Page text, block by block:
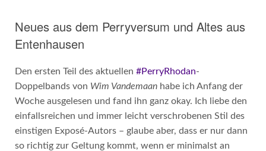
Neues aus dem Perryversum und Altes aus
Entenhausen
Den ersten Teil des aktuellen #PerryRhodan-
Doppelbands von Wim Vandemaanhabe ich Anfang der
Woche ausgelesen und fand ihn ganz okay. Ich liebe den
einfallsreichen und immer leicht verschrobenen Stil des
einstigen Exposé-Autors – glaube aber, dass er nur dann
so richtig zur Geltung kommt, wenn er minimalst an